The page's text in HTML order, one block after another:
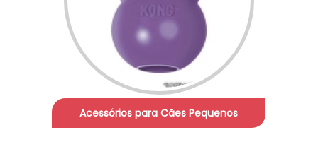
Acessórios para Cães Pequenos